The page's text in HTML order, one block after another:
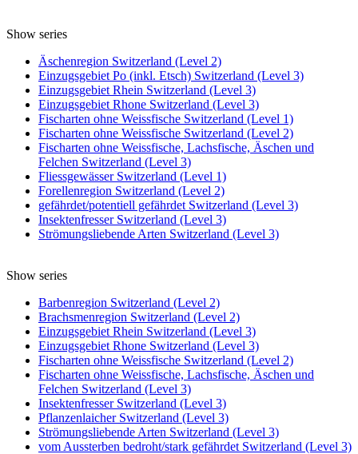
Show series
Äschenregion Switzerland (Level 2)
Einzugsgebiet Po (inkl. Etsch) Switzerland (Level 3)
Einzugsgebiet Rhein Switzerland (Level 3)
Einzugsgebiet Rhone Switzerland (Level 3)
Fischarten ohne Weissfische Switzerland (Level 1)
Fischarten ohne Weissfische Switzerland (Level 2)
Fischarten ohne Weissfische, Lachsfische, Äschen und
Felchen Switzerland (Level 3)
Fliessgewässer Switzerland (Level 1)
Forellenregion Switzerland (Level 2)
gefährdet/potentiell gefährdet Switzerland (Level 3)
Insektenfresser Switzerland (Level 3)
Strömungsliebende Arten Switzerland (Level 3)
Show series
Barbenregion Switzerland (Level 2)
Brachsmenregion Switzerland (Level 2)
Einzugsgebiet Rhein Switzerland (Level 3)
Einzugsgebiet Rhone Switzerland (Level 3)
Fischarten ohne Weissfische Switzerland (Level 2)
Fischarten ohne Weissfische, Lachsfische, Äschen und
Felchen Switzerland (Level 3)
Insektenfresser Switzerland (Level 3)
Pflanzenlaicher Switzerland (Level 3)
Strömungsliebende Arten Switzerland (Level 3)
vom Aussterben bedroht/stark gefährdet Switzerland (Level 3)